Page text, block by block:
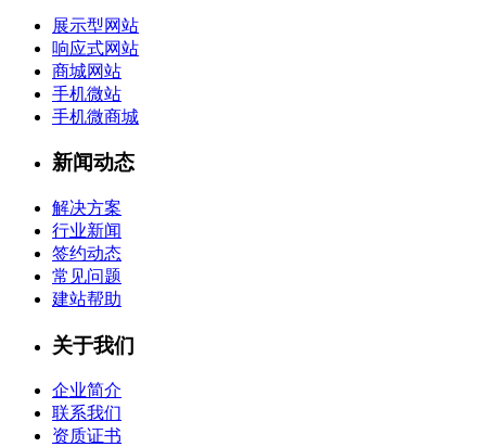
展示型网站
响应式网站
商城网站
手机微站
手机微商城
新闻动态
解决方案
行业新闻
签约动态
常见问题
建站帮助
关于我们
企业简介
联系我们
资质证书